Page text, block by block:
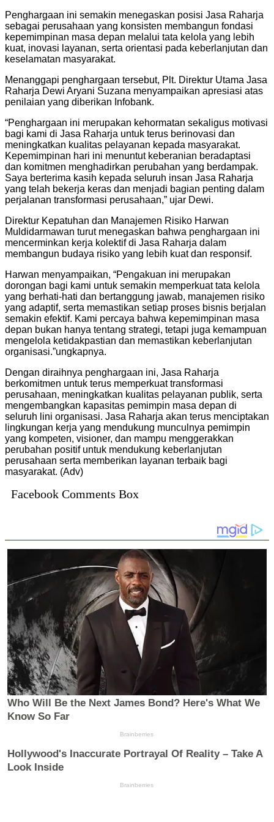
Penghargaan ini semakin menegaskan posisi Jasa Raharja
sebagai perusahaan yang konsisten membangun fondasi
kepemimpinan masa depan melalui tata kelola yang lebih
kuat, inovasi layanan, serta orientasi pada keberlanjutan dan
keselamatan masyarakat.
Menanggapi penghargaan tersebut, Plt. Direktur Utama Jasa
Raharja Dewi Aryani Suzana menyampaikan apresiasi atas
penilaian yang diberikan Infobank.
“Penghargaan ini merupakan kehormatan sekaligus motivasi
bagi kami di Jasa Raharja untuk terus berinovasi dan
meningkatkan kualitas pelayanan kepada masyarakat.
Kepemimpinan hari ini menuntut keberanian beradaptasi
dan komitmen menghadirkan perubahan yang berdampak.
Saya berterima kasih kepada seluruh insan Jasa Raharja
yang telah bekerja keras dan menjadi bagian penting dalam
perjalanan transformasi perusahaan,” ujar Dewi.
Direktur Kepatuhan dan Manajemen Risiko Harwan
Muldidarmawan turut menegaskan bahwa penghargaan ini
mencerminkan kerja kolektif di Jasa Raharja dalam
membangun budaya risiko yang lebih kuat dan responsif.
Harwan menyampaikan, “Pengakuan ini merupakan
dorongan bagi kami untuk semakin memperkuat tata kelola
yang berhati-hati dan bertanggung jawab, manajemen risiko
yang adaptif, serta memastikan setiap proses bisnis berjalan
semakin efektif. Kami percaya bahwa kepemimpinan masa
depan bukan hanya tentang strategi, tetapi juga kemampuan
mengelola ketidakpastian dan memastikan keberlanjutan
organisasi.”ungkapnya.
Dengan diraihnya penghargaan ini, Jasa Raharja
berkomitmen untuk terus memperkuat transformasi
perusahaan, meningkatkan kualitas pelayanan publik, serta
mengembangkan kapasitas pemimpin masa depan di
seluruh lini organisasi. Jasa Raharja akan terus menciptakan
lingkungan kerja yang mendukung munculnya pemimpin
yang kompeten, visioner, dan mampu menggerakkan
perubahan positif untuk mendukung keberlanjutan
perusahaan serta memberikan layanan terbaik bagi
masyarakat. (Adv)
Facebook Comments Box